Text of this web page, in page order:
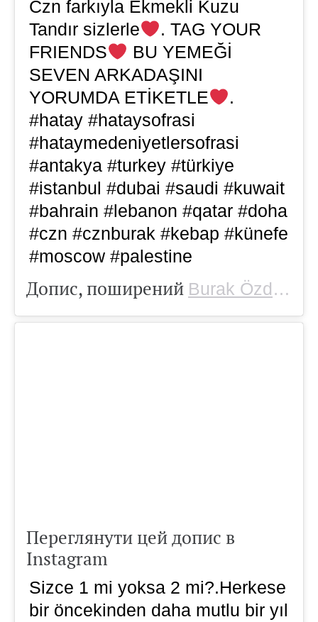
Czn farkıyla Ekmekli Kuzu
Tandır sizlerle
. TAG YOUR
FRIENDS
BU YEMEĞİ
SEVEN ARKADAŞINI
YORUMDA ETİKETLE
.
#hatay #hataysofrasi
#hataymedeniyetlersofrasi
#antakya #turkey #türkiye
#istanbul #dubai #saudi #kuwait
#bahrain #lebanon #qatar #doha
#czn #cznburak #kebap #künefe
#moscow #palestine
Допис, поширений Burak Özdemir
Переглянути цей допис в
Instagram
Sizce 1 mi yoksa 2 mi?.Herkese
bir öncekinden daha mutlu bir yıl